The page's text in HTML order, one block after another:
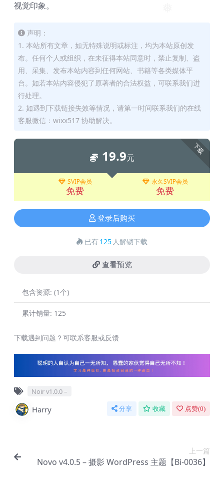
视觉印象。
声明：
1. 本站所有文章，如无特殊说明或标注，均为本站原创发
布。任何个人或组织，在未征得本站同意时，禁止复制、盗
用、采集、发布本站内容到任何网站、书籍等各类媒体平
台。如若本站内容侵犯了原著者的合法权益，可联系我们进
行处理。
2. 如遇到下载链接失效等情况，请第一时间联系我们的在线
客服微信：wixx517 协助解决。
下载
19.9元
SVIP会员
免费
永久SVIP会员
免费
登录后购买
已有125 人解锁下载
查看预览
包含资源: (1个)
累计销量: 125
下载遇到问题？可联系客服或反馈
Noir v1.0.0 –
Harry 分享 收藏 点赞(0)
上一篇
Novo v4.0.5 – 摄影 WordPress 主题【Bi-0036】